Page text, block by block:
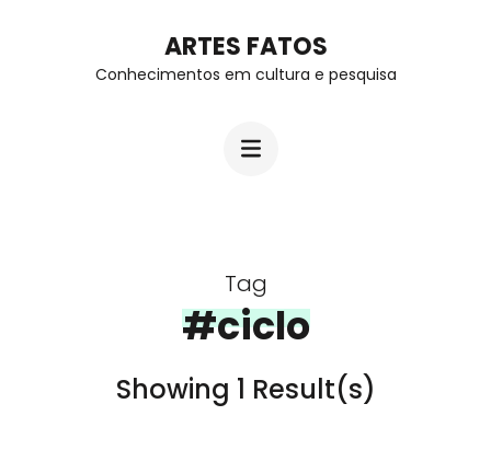
ARTES FATOS
Conhecimentos em cultura e pesquisa
Tag
#ciclo
Showing 1 Result(s)